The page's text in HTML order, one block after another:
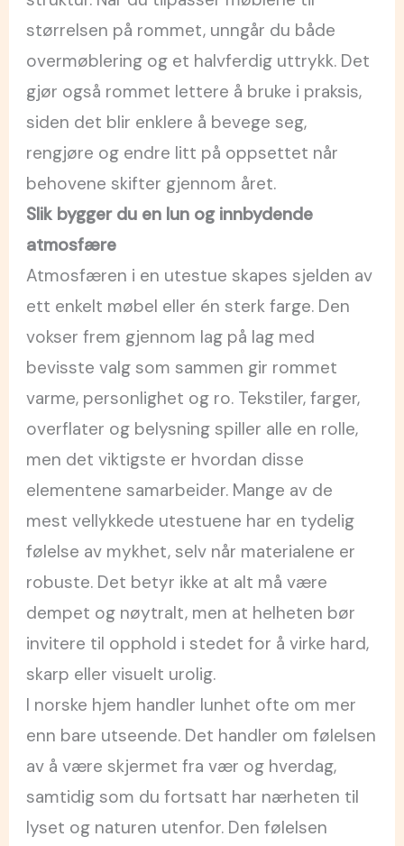
størrelsen på rommet, unngår du både
overmøblering og et halvferdig uttrykk. Det
gjør også rommet lettere å bruke i praksis,
siden det blir enklere å bevege seg,
rengjøre og endre litt på oppsettet når
behovene skifter gjennom året.
Slik bygger du en lun og innbydende
atmosfære
Atmosfæren i en utestue skapes sjelden av
ett enkelt møbel eller én sterk farge. Den
vokser frem gjennom lag på lag med
bevisste valg som sammen gir rommet
varme, personlighet og ro. Tekstiler, farger,
overflater og belysning spiller alle en rolle,
men det viktigste er hvordan disse
elementene samarbeider. Mange av de
mest vellykkede utestuene har en tydelig
følelse av mykhet, selv når materialene er
robuste. Det betyr ikke at alt må være
dempet og nøytralt, men at helheten bør
invitere til opphold i stedet for å virke hard,
skarp eller visuelt urolig.
I norske hjem handler lunhet ofte om mer
enn bare utseende. Det handler om følelsen
av å være skjermet fra vær og hverdag,
samtidig som du fortsatt har nærheten til
lyset og naturen utenfor. Den følelsen